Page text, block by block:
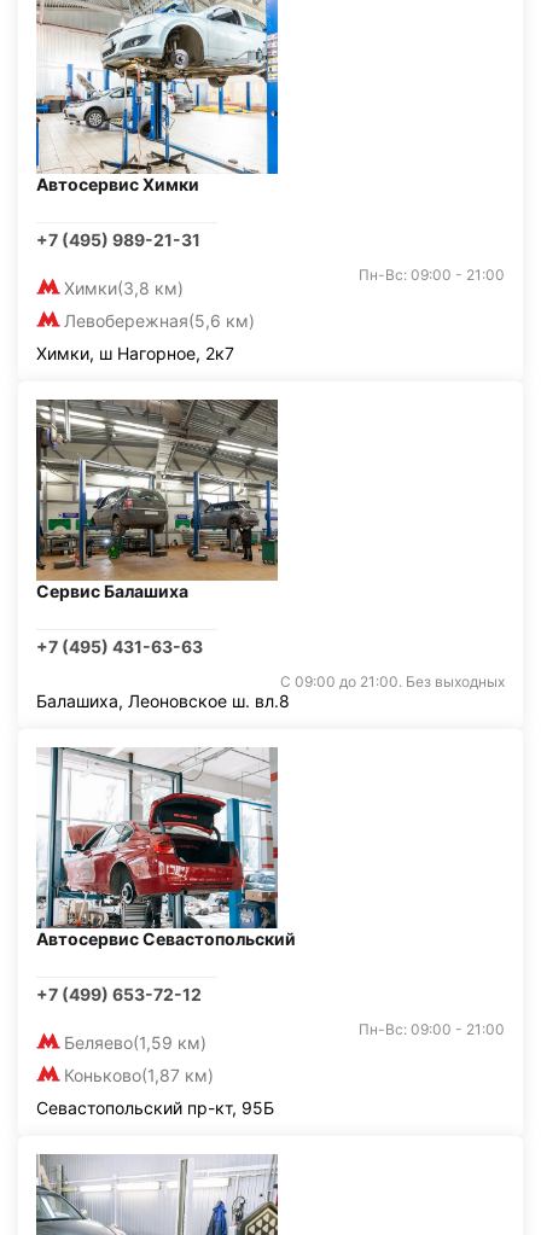
Автосервис Химки
+7 (495) 989-21-31
Химки(3,8 км)
Левобережная(5,6 км)
Пн-Вс: 09:00 - 21:00
Химки, ш Нагорное, 2к7
Сервис Балашиха
+7 (495) 431-63-63
С 09:00 до 21:00. Без выходных
Балашиха, Леоновское ш. вл.8
Автосервис Севастопольский
+7 (499) 653-72-12
Беляево(1,59 км)
Коньково(1,87 км)
Пн-Вс: 09:00 - 21:00
Севастопольский пр-кт, 95Б